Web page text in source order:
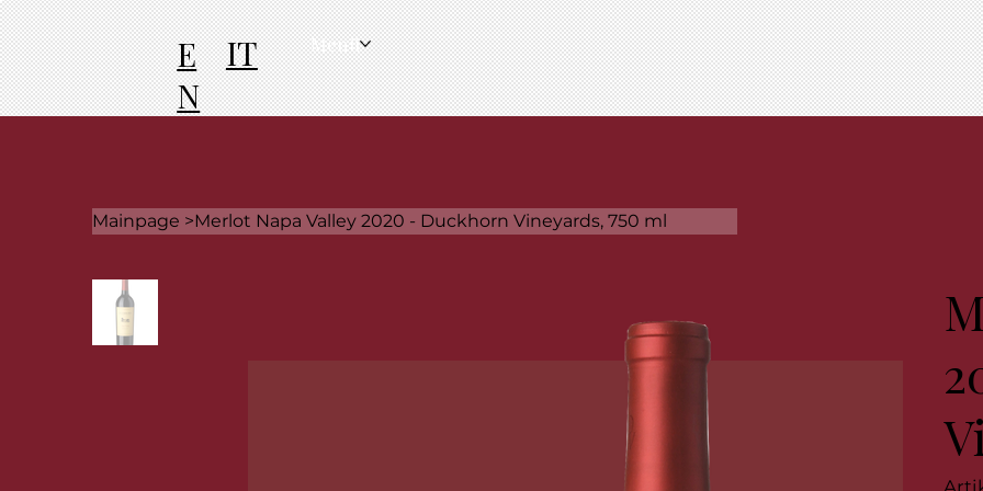
E
N
IT Menü
Mainpage >Merlot Napa Valley 2020 - Duckhorn Vineyards, 750 ml